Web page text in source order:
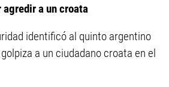
a un croata
identificó al quinto argentino
a un ciudadano croata en el